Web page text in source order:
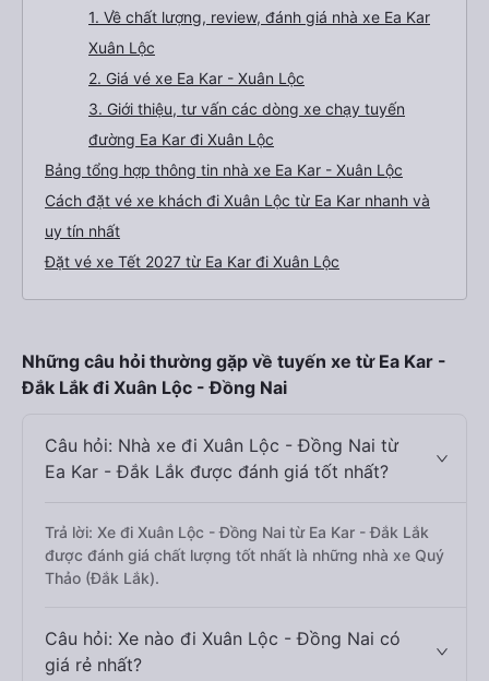
1. Về chất lượng, review, đánh giá nhà xe Ea Kar
Xuân Lộc
2. Giá vé xe Ea Kar - Xuân Lộc
3. Giới thiệu, tư vấn các dòng xe chạy tuyến
đường Ea Kar đi Xuân Lộc
Bảng tổng hợp thông tin nhà xe Ea Kar - Xuân Lộc
Cách đặt vé xe khách đi Xuân Lộc từ Ea Kar nhanh và
uy tín nhất
Đặt vé xe Tết 2027 từ Ea Kar đi Xuân Lộc
Những câu hỏi thường gặp về tuyến xe từ Ea Kar -
Đắk Lắk đi Xuân Lộc - Đồng Nai
Câu hỏi: Nhà xe đi Xuân Lộc - Đồng Nai từ
Ea Kar - Đắk Lắk được đánh giá tốt nhất?
Trả lời: Xe đi Xuân Lộc - Đồng Nai từ Ea Kar - Đắk Lắk
được đánh giá chất lượng tốt nhất là những nhà xe Quý
Thảo (Đắk Lắk).
Câu hỏi: Xe nào đi Xuân Lộc - Đồng Nai có
giá rẻ nhất?